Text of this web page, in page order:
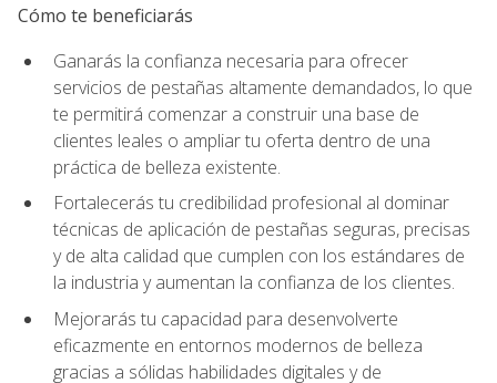
Cómo te beneficiarás
Ganarás la confianza necesaria para ofrecer
servicios de pestañas altamente demandados, lo que
te permitirá comenzar a construir una base de
clientes leales o ampliar tu oferta dentro de una
práctica de belleza existente.
Fortalecerás tu credibilidad profesional al dominar
técnicas de aplicación de pestañas seguras, precisas
y de alta calidad que cumplen con los estándares de
la industria y aumentan la confianza de los clientes.
Mejorarás tu capacidad para desenvolverte
eficazmente en entornos modernos de belleza
gracias a sólidas habilidades digitales y de